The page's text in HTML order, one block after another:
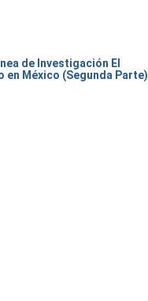
de Investigación El
en México (Segunda Parte)